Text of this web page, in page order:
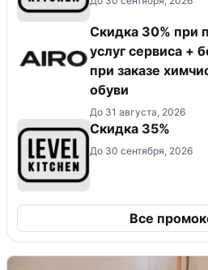
Скидка 30% при
услуг сервиса +
при заказе
обуви
До 31 августа, 2026
Скидка 35%
До 30 сентября, 2026
Все